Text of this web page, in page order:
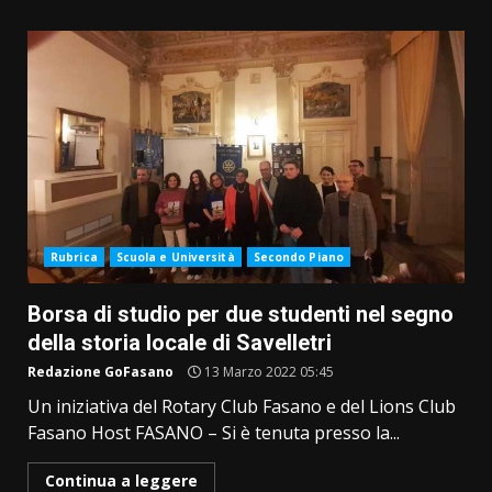
Rubrica Scuola e Università Secondo Piano
Borsa di studio per due studenti nel segno
della storia locale di Savelletri
Redazione GoFasano 13 Marzo 2022 05:45
Un iniziativa del Rotary Club Fasano e del Lions Club
Fasano Host FASANO – Si è tenuta presso la...
Continua a leggere